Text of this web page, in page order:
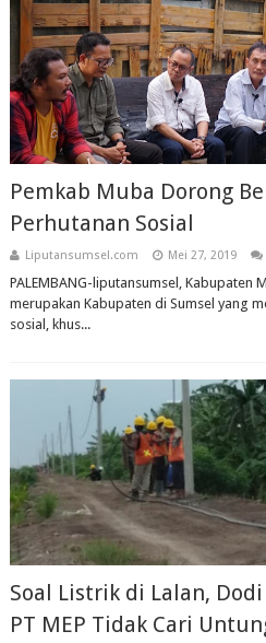
Pemkab Muba Dorong
Perhutanan Sosial
Liputansumsel.com Mei 27, 2019
PALEMBANG-liputansumsel, Kabupaten
merupakan Kabupaten di Sumsel yang
sosial, khus...
Soal Listrik di Lalan,
PT MEP Tidak Cari